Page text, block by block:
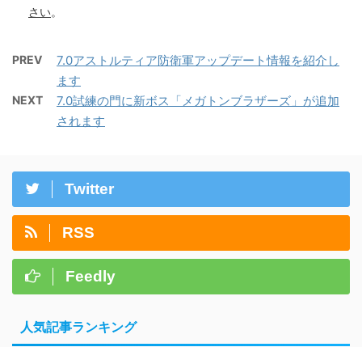
さい。
PREV
7.0アストルティア防衛軍アップデート情報を紹介し
ます
NEXT
7.0試練の門に新ボス「メガトンブラザーズ」が追加
されます
Twitter
RSS
Feedly
人気記事ランキング